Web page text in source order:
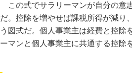
この式でサラリーマンが自分の意
だ。控除を増やせば課税所得が減り
う図式だ。個人事業主は経費と控除
ーマンと個人事業主に共通する控除